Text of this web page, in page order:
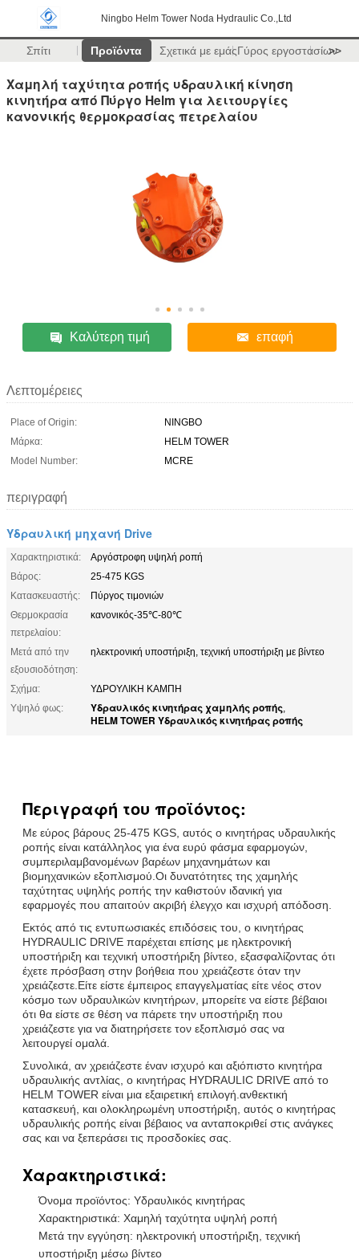
Ningbo Helm Tower Noda Hydraulic Co.,Ltd
Σπίτι Προϊόντα Σχετικά με εμάςΓύρος εργοστασίων
>>
Χαμηλή ταχύτητα ροπής υδραυλική κίνηση
κινητήρα από Πύργο Helm για λειτουργίες
κανονικής θερμοκρασίας πετρελαίου
Καλύτερη τιμή επαφή
Λεπτομέρειες
Place of Origin:
NINGBO
Μάρκα:
HELM TOWER
Model Number:
MCRE
περιγραφή
Υδραυλική μηχανή Drive
Χαρακτηριστικά:
Αργόστροφη υψηλή ροπή
Βάρος:
25-475 KGS
Κατασκευαστής:
Πύργος τιμονιών
Θερμοκρασία
πετρελαίου:
κανονικός-35℃-80℃
Μετά από την
εξουσιοδότηση:
ηλεκτρονική υποστήριξη, τεχνική υποστήριξη με βίντεο
Σχήμα:
ΥΔΡΟΥΛΙΚΗ ΚΑΜΠΗ
Υψηλό φως:
Υδραυλικός κινητήρας χαμηλής ροπής,
HELM TOWER Υδραυλικός κινητήρας ροπής
Περιγραφή του προϊόντος:
Με εύρος βάρους 25-475 KGS, αυτός ο κινητήρας υδραυλικής
ροπής είναι κατάλληλος για ένα ευρύ φάσμα εφαρμογών,
συμπεριλαμβανομένων βαρέων μηχανημάτων και
βιομηχανικών εξοπλισμού.Οι δυνατότητες της χαμηλής
ταχύτητας υψηλής ροπής την καθιστούν ιδανική για
εφαρμογές που απαιτούν ακριβή έλεγχο και ισχυρή απόδοση.
Εκτός από τις εντυπωσιακές επιδόσεις του, ο κινητήρας
HYDRAULIC DRIVE παρέχεται επίσης με ηλεκτρονική
υποστήριξη και τεχνική υποστήριξη βίντεο, εξασφαλίζοντας ότι
έχετε πρόσβαση στην βοήθεια που χρειάζεστε όταν την
χρειάζεστε.Είτε είστε έμπειρος επαγγελματίας είτε νέος στον
κόσμο των υδραυλικών κινητήρων, μπορείτε να είστε βέβαιοι
ότι θα είστε σε θέση να πάρετε την υποστήριξη που
χρειάζεστε για να διατηρήσετε τον εξοπλισμό σας να
λειτουργεί ομαλά.
Συνολικά, αν χρειάζεστε έναν ισχυρό και αξιόπιστο κινητήρα
υδραυλικής αντλίας, ο κινητήρας HYDRAULIC DRIVE από το
HELM TOWER είναι μια εξαιρετική επιλογή.ανθεκτική
κατασκευή, και ολοκληρωμένη υποστήριξη, αυτός ο κινητήρας
υδραυλικής ροπής είναι βέβαιος να ανταποκριθεί στις ανάγκες
σας και να ξεπεράσει τις προσδοκίες σας.
Χαρακτηριστικά:
Όνομα προϊόντος: Υδραυλικός κινητήρας
Χαρακτηριστικά: Χαμηλή ταχύτητα υψηλή ροπή
Μετά την εγγύηση: ηλεκτρονική υποστήριξη, τεχνική
υποστήριξη μέσω βίντεο